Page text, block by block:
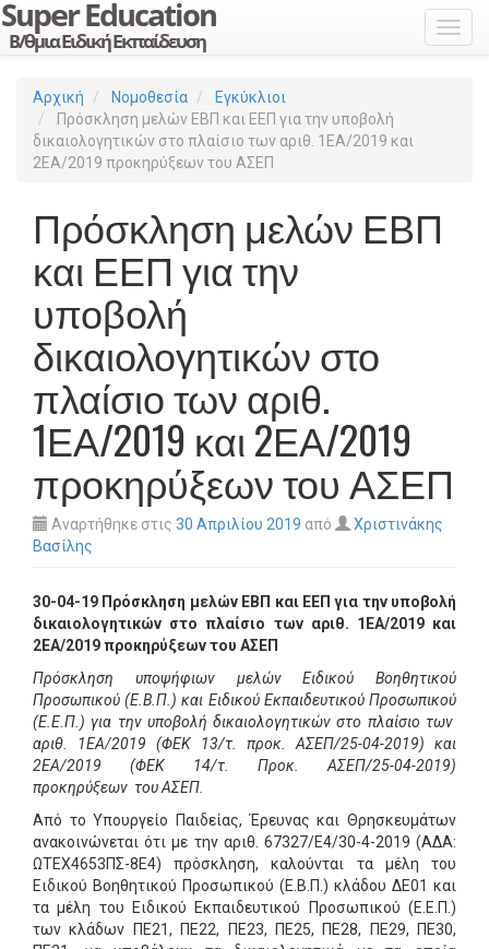
Αρχική Νομοθεσία
Εγκύκλιοι
Πρόσκληση μελών ΕΒΠ και ΕΕΠ για την υποβολή
δικαιολογητικών στο πλαίσιο των αριθ. 1ΕΑ/2019 και
2ΕΑ/2019 προκηρύξεων του ΑΣΕΠ
Πρόσκληση μελών ΕΒΠ
και ΕΕΠ για την
υποβολή
δικαιολογητικών στο
πλαίσιο των αριθ.
1ΕΑ/2019 και 2ΕΑ/2019
προκηρύξεων του ΑΣΕΠ
Αναρτήθηκε στις 30 Απριλίου 2019 από
Χριστινάκης
Βασίλης
30-04-19 Πρόσκληση μελών ΕΒΠ και ΕΕΠ για την υποβολή
δικαιολογητικών στο πλαίσιο των αριθ. 1ΕΑ/2019 και
2ΕΑ/2019 προκηρύξεων του ΑΣΕΠ
Πρόσκληση υποψήφιων μελών Ειδικού Βοηθητικού
Προσωπικού (Ε.Β.Π.) και Ειδικού Εκπαιδευτικού Προσωπικού
(Ε.Ε.Π.) για την υποβολή δικαιολογητικών στο πλαίσιο των
αριθ. 1ΕΑ/2019 (ΦΕΚ 13/τ. προκ. ΑΣΕΠ/25-04-2019) και
2ΕΑ/2019 (ΦΕΚ 14/τ. Προκ. ΑΣΕΠ/25-04-2019)
προκηρύξεων του ΑΣΕΠ.
Από το Υπουργείο Παιδείας, Έρευνας και Θρησκευμάτων
ανακοινώνεται ότι με την αριθ. 67327/Ε4/30-4-2019 (ΑΔΑ:
ΩΤΕΧ4653ΠΣ-8Ε4) πρόσκληση, καλούνται τα μέλη του
Ειδικού Βοηθητικού Προσωπικού (Ε.Β.Π.) κλάδου ΔΕ01 και
τα μέλη του Ειδικού Εκπαιδευτικού Προσωπικού (Ε.Ε.Π.)
των κλάδων ΠΕ21, ΠΕ22, ΠΕ23, ΠΕ25, ΠΕ28, ΠΕ29, ΠΕ30,